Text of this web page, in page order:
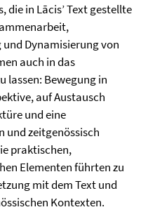
die in Lācis’ Text gestellte
Dynamisierung von
auch in das
lassen: Bewegung in
auf Austausch
und eine
und zeitgenössisch
praktischen,
Elementen führten zu
mit dem Text und
Kontexten.